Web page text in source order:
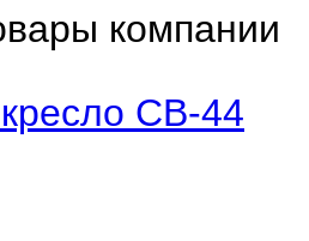
компании
CB-44